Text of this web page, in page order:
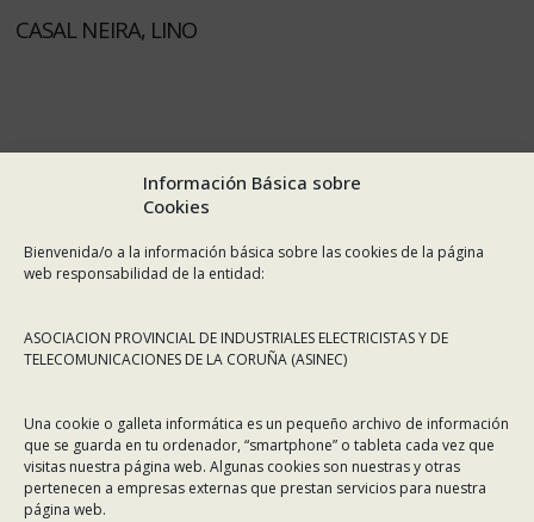
Información Básica sobre
Cookies
Bienvenida/o a la información básica sobre las cookies de la página
web responsabilidad de la entidad:
ASOCIACION PROVINCIAL DE INDUSTRIALES ELECTRICISTAS Y DE
TELECOMUNICACIONES DE LA CORUÑA (ASINEC)
Una cookie o galleta informática es un pequeño archivo de información
que se guarda en tu ordenador, “smartphone” o tableta cada vez que
visitas nuestra página web. Algunas cookies son nuestras y otras
pertenecen a empresas externas que prestan servicios para nuestra
página web.
CASAL NEIRA, LINO